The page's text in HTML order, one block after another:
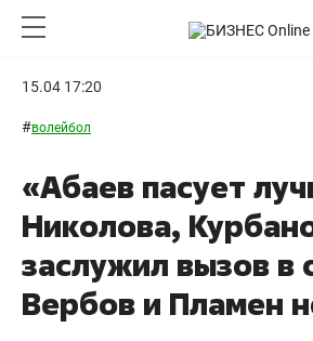
15.04 17:20
#волейбол
«Абаев пасует
Николова,
заслужил вызов в
Вербов и Пламен